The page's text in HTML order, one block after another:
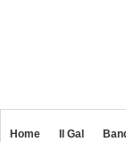
Home Il Gal